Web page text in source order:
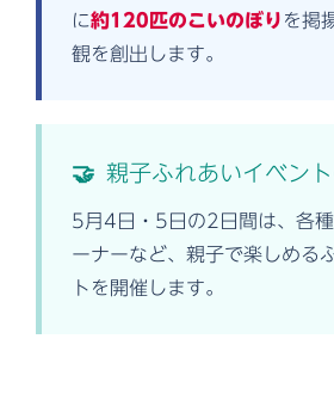
に約120匹のこいのぼり を掲
観を創出します。
🤝 親子ふれあいイベン
5月4日・5日の2日間は、各
ーナーなど、親子で楽しめる
トを開催します。